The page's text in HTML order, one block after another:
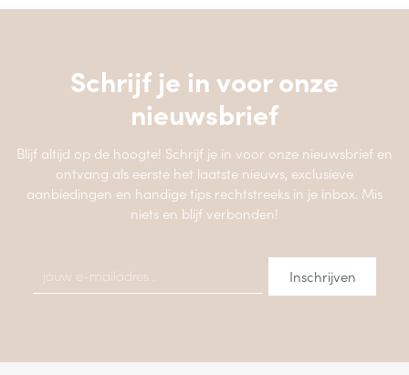
Schrijf je in voor onze
nieuwsbrief
Blijf altijd op de hoogte! Schrijf je in voor onze nieuwsbrief en
ontvang als eerste het laatste nieuws, exclusieve
aanbiedingen en handige tips rechtstreeks in je inbox. Mis
niets en blijf verbonden!